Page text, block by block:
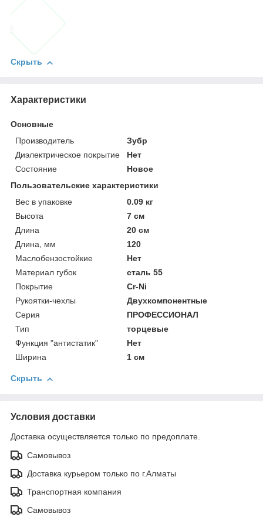
Скрыть
Характеристики
Основные
Производитель
Зубр
Диэлектрическое покрытие
Нет
Состояние
Новое
Пользовательские характеристики
Вес в упаковке
0.09 кг
Высота
7 см
Длина
20 см
Длина, мм
120
Маслобензостойкие
Нет
Материал губок
cталь 55
Покрытие
Cr-Ni
Рукоятки-чехлы
Двухкомпонентные
Серия
ПРОФЕССИОНАЛ
Тип
торцевые
Функция "антистатик"
Нет
Ширина
1 см
Скрыть
Условия доставки
Доставка осуществляется только по предоплате.
Самовывоз
Доставка курьером только по г.Алматы
Транспортная компания
Самовывоз